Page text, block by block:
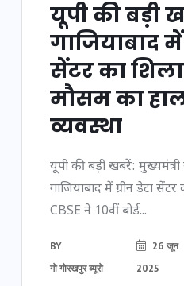
यूपी की बड़ी
गाजियाबाद में
सेंटर का
मौसम का
व्यवस्था
यूपी की बड़ी खबरें:
गाजियाबाद में ग्रीन डेटा सेंटर
CBSE ने 10वीं बोर्ड...
BY
गो गोरखपुर ब्यूरो
26 जून
2025